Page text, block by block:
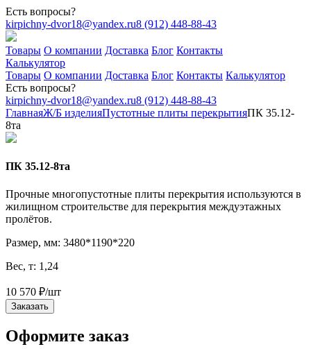
Есть вопросы?
kirpichny-dvor18@yandex.ru8 (912) 448-88-43
Товары О компании Доставка Блог Контакты
Калькулятор
Товары О компании Доставка Блог Контакты Калькулятор
Есть вопросы?
kirpichny-dvor18@yandex.ru8 (912) 448-88-43
ГлавнаяЖ/Б изделияПустотные плиты перекрытияПК 35.12-
8тa
ПК 35.12-8тa
Прочные многопустотные плиты перекрытия используются в
жилищном строительстве для перекрытия междуэтажных
пролётов.
Размер, мм: 3480*1190*220
Вес, т: 1,24
10 570 ₽/шт
Заказать
Оформите заказ